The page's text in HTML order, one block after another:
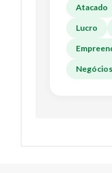
Atacado
Lucro
Negócios